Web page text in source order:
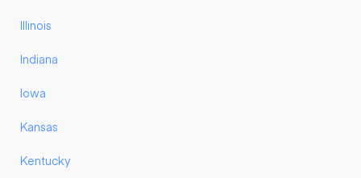
Illinois
Indiana
Iowa
Kansas
Kentucky